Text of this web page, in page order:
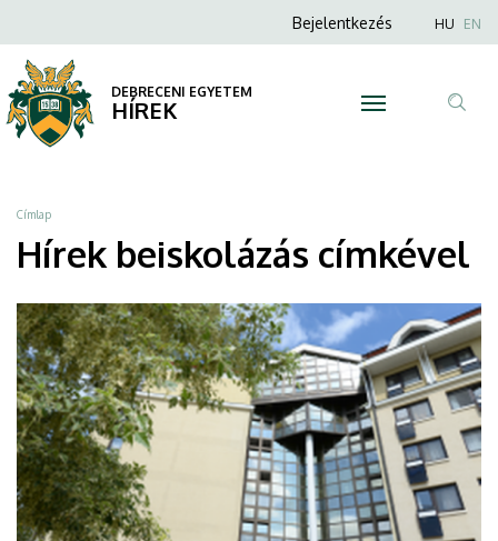
DEBRECENI
EGYETEM
a
tartalomra
Anonim
menüje
Bejelentkezés HU EN
DEBRECENI EGYETEM
HÍREK
Morzsa
Címlap
Hírek beiskolázás címkével